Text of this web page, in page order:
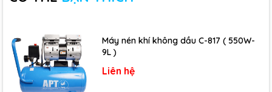
Máy nén khí không dầu C-817 ( 550W-
9L )
Liên hệ